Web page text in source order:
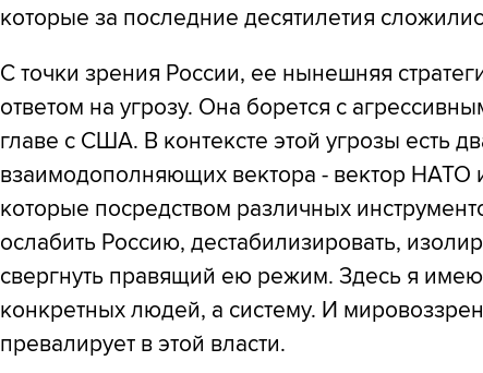
которые за последние десятилетия
С точки зрения России, ее нынешняя
ответом на угрозу. Она борется с
главе с США. В контексте этой угрозы есть
взаимодополняющих вектора - вектор НАТО
которые посредством различных
ослабить Россию, дестабилизировать,
свергнуть правящий ею режим. Здесь я
конкретных людей, а систему. И
превалирует в этой власти.